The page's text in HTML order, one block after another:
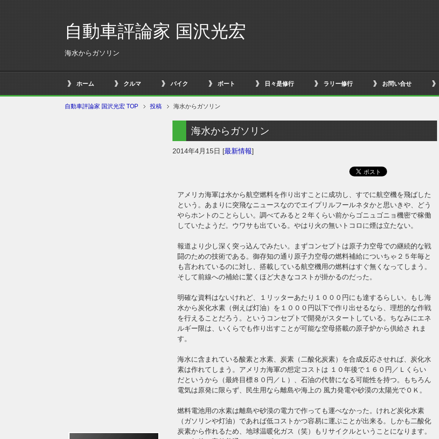
自動車評論家 国沢光宏
海水からガソリン
ホーム クルマ バイク ボート 日々是修行 ラリー修行 お問い合せ
自動車評論家 国沢光宏 TOP 投稿 海水からガソリン
海水からガソリン
2014年4月15日 [最新情報]
アメリカ海軍は水から航空燃料を作り出すことに成功し、すでに航空機を飛ばした
という。あまりに突飛なニュースなのでエイプリルフールネタかと思いきや、どう
やらホントのことらしい。調べてみると２年くらい前からゴニュゴニョ機密で稼働
していたようだ。ウワサも出ている。やはり火の無いトコロに煙は立たない。
報道より少し深く突っ込んでみたい。まずコンセプトは原子力空母での継続的な戦
闘のための技術である。御存知の通り原子力空母の燃料補給についちゃ２５年毎と
も言われているのに対し、搭載している航空機用の燃料はすぐ無くなってしまう。
そして前線への補給に驚くほど大きなコストが掛かるのだった。
明確な資料はないけれど、１リッターあたり１０００円にも達するらしい。もし海
水から炭化水素（例えば灯油）を１０００円以下で作り出せるなら、理想的な作戦
を行えることだろう。というコンセプトで開発がスタートしている。ちなみにエネ
ルギー限は、いくらでも作り出すことが可能な空母搭載の原子炉から供給さ れま
す。
海水に含まれている酸素と水素、炭素（二酸化炭素）を合成反応させれば、炭化水
素は作れてしまう。アメリカ海軍の想定コストは １０年後で１６０円／Ｌくらい
だというから（最終目標８０円／Ｌ）、石油の代替になる可能性を持つ。もちろん
電気は原発に限らず、民生用なら離島や海上の 風力発電や砂漠の太陽光でＯＫ。
燃料電池用の水素は離島や砂漠の電力で作っても運べなかった。けれど炭化水素
（ガソリンや灯油）であれば低コストかつ容易に運ぶことが出来る。しかも二酸化
炭素から作れるため、地球温暖化ガス（笑）もリサイクルということになります。